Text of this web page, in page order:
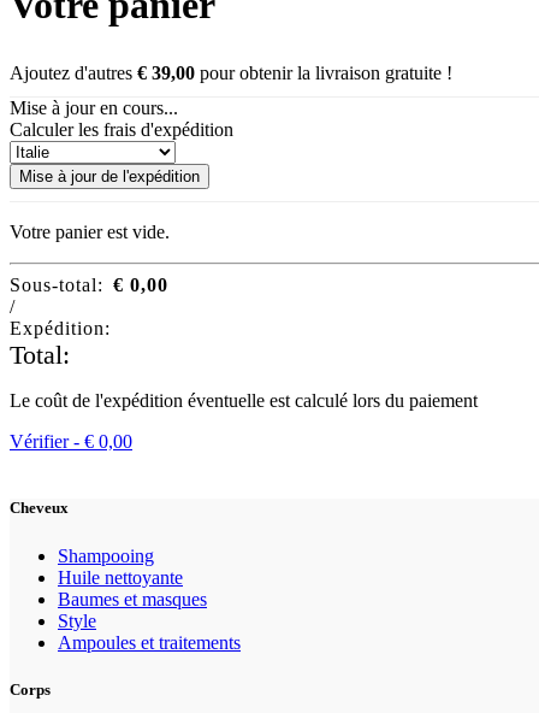
Ajoutez d'autres € 39,00 pour obtenir la livraison gratuite !
Mise à jour en cours...
Calculer les frais d'expédition
Mise à jour de l'expédition
Votre panier est vide.
Sous-total: € 0,00
/
Expédition:
Total:
Le coût de l'expédition éventuelle est calculé lors du paiement
Vérifier - € 0,00
Cheveux
Shampooing
Huile nettoyante
Baumes et masques
Style
Ampoules et traitements
Corps